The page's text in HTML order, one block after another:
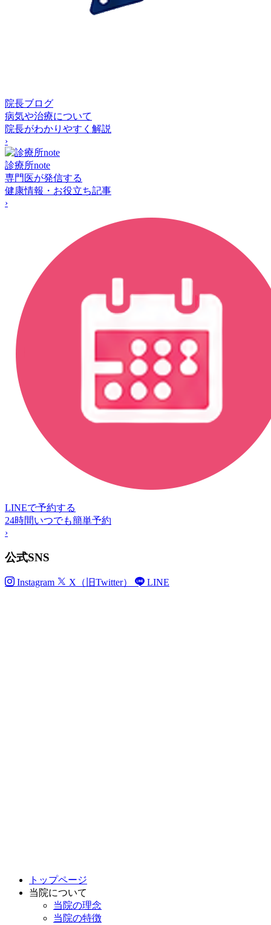
院長ブログ
病気や治療について
院長がわかりやすく解説
›
診療所note
専門医が発信する
健康情報・お役立ち記事
›
LINEで予約する
24時間いつでも簡単予約
›
公式SNS
Instagram X（旧Twitter） LINE
トップページ
当院について
当院の理念
当院の特徴